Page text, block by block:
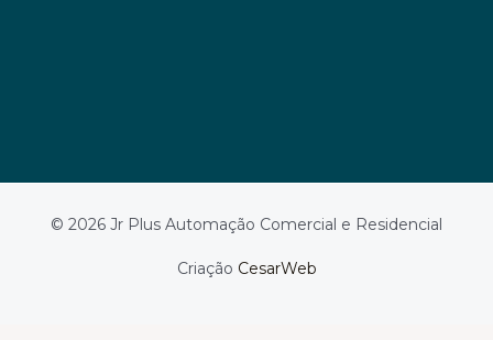
© 2026 Jr Plus Automação Comercial e Residencial
Criação CesarWeb